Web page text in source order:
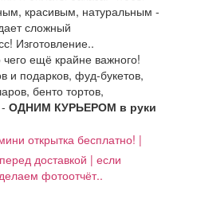
красивым, натуральным -
сложный
Изготовление..
ещё крайне важного!
и подарков, фуд-букетов,
бенто тортов,
ОДНИМ КУРЬЕРОМ в руки
открытка бесплатно! |
доставкой | если
фотоотчёт..